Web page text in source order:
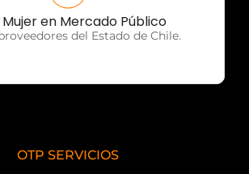
Mujer en Mercado Público
del Estado de Chile.
OTP Servicios
OTP SERVICIOS